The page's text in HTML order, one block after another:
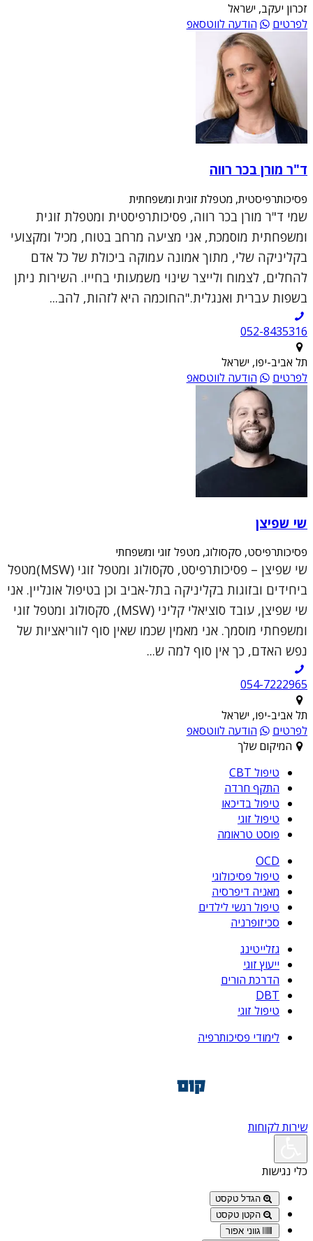
זכרון יעקב, ישראל
לפרטים
הודעה לווטסאפ
ד"ר מורן בכר רווה
פסיכותרפיסטית, מטפלת זוגית ומשפחתית
שמי ד"ר מורן בכר רווה, פסיכותרפיסטית ומטפלת זוגית
ומשפחתית מוסמכת, אני מציעה מרחב בטוח, מכיל ומקצועי
בקליניקה שלי, מתוך אמונה עמוקה ביכולת של כל אדם
להחלים, לצמוח ולייצר שינוי משמעותי בחייו. השירות ניתן
בשפות עברית ואנגלית."החוכמה היא לזהות, להב...
052-8435316
תל אביב-יפו, ישראל
לפרטים
הודעה לווטסאפ
שי שפיצן
פסיכותרפיסט, סקסולוג, מטפל זוגי ומשפחתי
שי שפיצן – פסיכותרפיסט, סקסולוג ומטפל זוגי (MSW)מטפל
ביחידים ובזוגות בקליניקה בתל-אביב וכן בטיפול אונליין. אני
שי שפיצן, עובד סוציאלי קליני (MSW), סקסולוג ומטפל זוגי
ומשפחתי מוסמך. אני מאמין שכמו שאין סוף לווריאציות של
נפש האדם, כך אין סוף למה ש...
054-7222965
תל אביב-יפו, ישראל
לפרטים
הודעה לווטסאפ
המיקום שלך
טיפול CBT
התקף חרדה
טיפול בדיכאו
טיפול זוגי
פוסט טראומה
OCD
טיפול פסיכולוגי
מאניה דיפרסיה
טיפול רגשי לילדים
סכיזופרניה
גזלייטינג
ייעוץ זוגי
הדרכת הורים
DBT
טיפול זוגי
לימודי פסיכותרפיה
שירות לקוחות
כלי נגישות
הגדל טקסט
הקטן טקסט
גווני אפור